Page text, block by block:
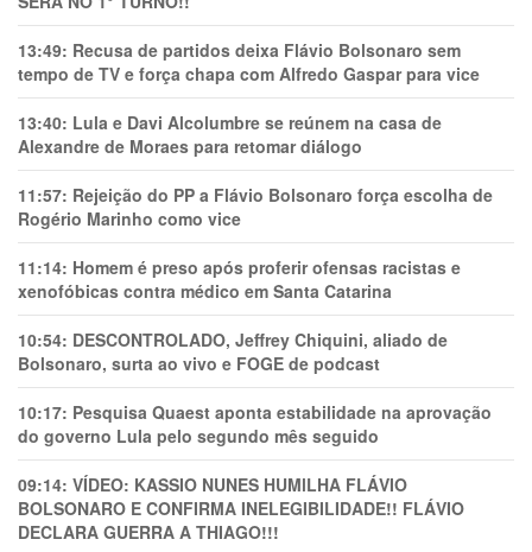
13:49: Recusa de partidos deixa Flávio Bolsonaro sem
tempo de TV e força chapa com Alfredo Gaspar para vice
13:40: Lula e Davi Alcolumbre se reúnem na casa de
Alexandre de Moraes para retomar diálogo
11:57: Rejeição do PP a Flávio Bolsonaro força escolha de
Rogério Marinho como vice
11:14: Homem é preso após proferir ofensas racistas e
xenofóbicas contra médico em Santa Catarina
10:54: DESCONTROLADO, Jeffrey Chiquini, aliado de
Bolsonaro, surta ao vivo e FOGE de podcast
10:17: Pesquisa Quaest aponta estabilidade na aprovação
do governo Lula pelo segundo mês seguido
09:14: VÍDEO: KASSIO NUNES HUMlLHA FLÁVIO
BOLSONARO E CONFIRMA INELEGIBILIDADE!! FLÁVIO
DECLARA GUERRA A THIAGO!!!